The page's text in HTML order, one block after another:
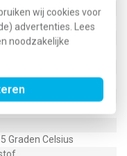
wij cookies voor
advertenties. Lees
noodzakelijke
Graden Celsius